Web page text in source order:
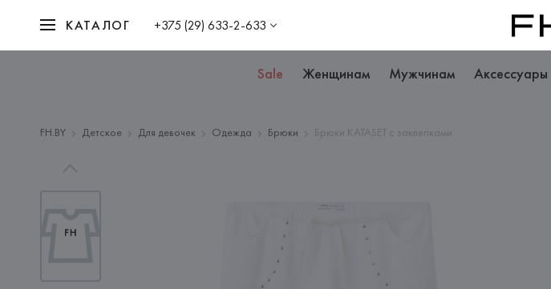
КАТАЛОГ +375 (29) 633-2-633
Sale Женщинам Мужчинам Аксессуары
FH.BY Детское Для девочек Одежда Брюки Брюки KATASET с заклепками